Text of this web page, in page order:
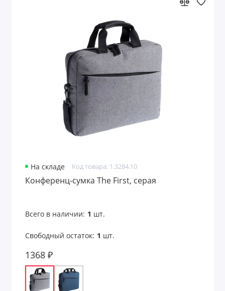
На складе Код товара: 1.3284.10
Конференц-сумка The First, серая
Всего в наличии: 1 шт.
Свободный остаток: 1 шт.
1368 ₽